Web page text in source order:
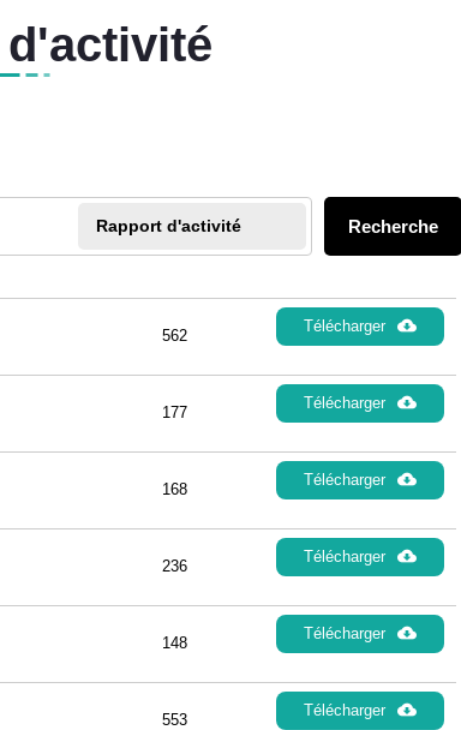
Rapport d'activité Recherche
562
Télécharger
177
Télécharger
168
Télécharger
236
Télécharger
148
Télécharger
553
Télécharger